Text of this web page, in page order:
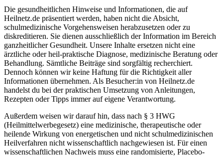
Die gesundheitlichen Hinweise und Informationen, die auf
Heilnetz.de präsentiert werden, haben nicht die Absicht,
schulmedizinische Vorgehensweisen herabzusetzen oder zu
diskreditieren. Sie dienen ausschließlich der Information im Bereich
ganzheitlicher Gesundheit. Unsere Inhalte ersetzen nicht eine
ärztliche oder heil-praktische Diagnose, medizinische Beratung oder
Behandlung. Sämtliche Beiträge sind sorgfältig recherchiert.
Dennoch können wir keine Haftung für die Richtigkeit aller
Informationen übernehmen. Als Besucher:in von Heilnetz.de
handelst du bei der praktischen Umsetzung von Anleitungen,
Rezepten oder Tipps immer auf eigene Verantwortung.
Außerdem weisen wir darauf hin, dass nach § 3 HWG
(Heilmittelwerbegesetz) eine medizinische, therapeutische oder
heilende Wirkung von energetischen und nicht schulmedizinischen
Heilverfahren nicht wissenschaftlich nachgewiesen ist. Für einen
wissenschaftlichen Nachweis muss eine randomisierte, Placebo-